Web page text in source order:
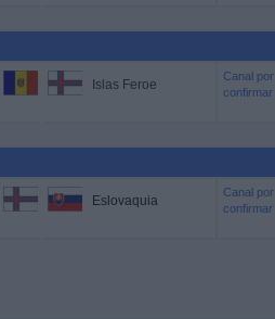
Islas Feroe
Canal por
confirmar
Eslovaquia
Canal por
confirmar